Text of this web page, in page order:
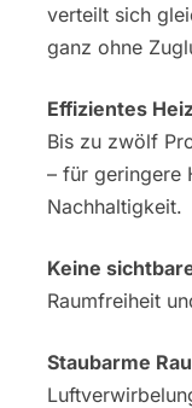
verteilt sich
ganz ohne
Effizientes
Bis zu zwölf
– für geringere
Nachhaltigkeit.
Keine
Raumfreiheit
Staubarme